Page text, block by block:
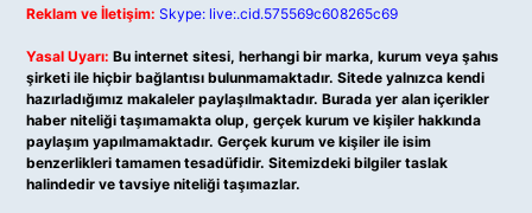
Reklam ve İletişim: Skype: live:.cid.575569c608265c69
Yasal Uyarı: Bu internet sitesi, herhangi bir marka, kurum veya şahıs
şirketi ile hiçbir bağlantısı bulunmamaktadır. Sitede yalnızca kendi
hazırladığımız makaleler paylaşılmaktadır. Burada yer alan içerikler
haber niteliği taşımamakta olup, gerçek kurum ve kişiler hakkında
paylaşım yapılmamaktadır. Gerçek kurum ve kişiler ile isim
benzerlikleri tamamen tesadüfidir. Sitemizdeki bilgiler taslak
halindedir ve tavsiye niteliği taşımazlar.